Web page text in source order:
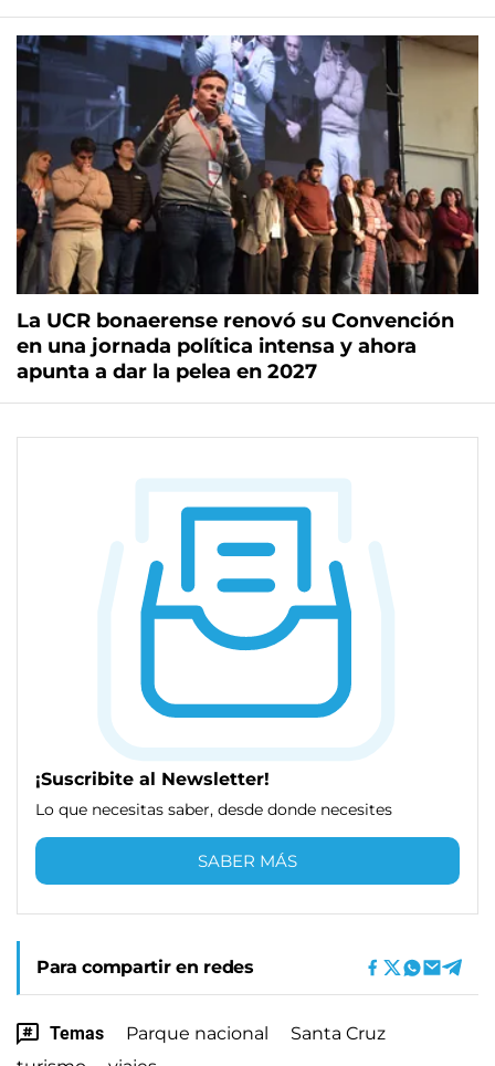
La UCR bonaerense renovó su Convención
en una jornada política intensa y ahora
apunta a dar la pelea en 2027
¡Suscribite al Newsletter!
Lo que necesitas saber, desde donde necesites
SABER MÁS
Para compartir en redes
Temas Parque nacional
Santa Cruz